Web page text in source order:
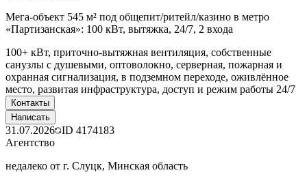
Мега-объект 545 м² под общепит/ритейл/казино в метро
«Партизанская»: 100 кВт, вытяжка, 24/7, 2 входа
100+ кВт, приточно-вытяжная вентиляция, собственные
санузлы с душевыми, оптоволокно, серверная, пожарная и
охранная сигнализация, в подземном переходе, оживлённое
место, развитая инфраструктура, доступ и режим работы 24/7
Контакты
Написать
31.07.2026 ID 4174183
Агентство
недалеко от г. Слуцк, Минская область